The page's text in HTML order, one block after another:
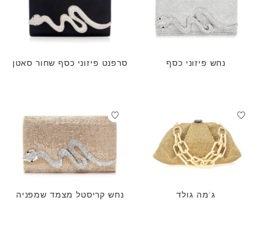
נחש פיזוני כסף סרפנט פיזוני כסף שחור סאטן
ג'מה גולד נחש קריסטל מצמד שמפניה